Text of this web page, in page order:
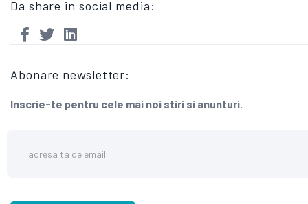
Da share in social media:
Abonare newsletter:
Inscrie-te pentru cele mai noi stiri si anunturi.